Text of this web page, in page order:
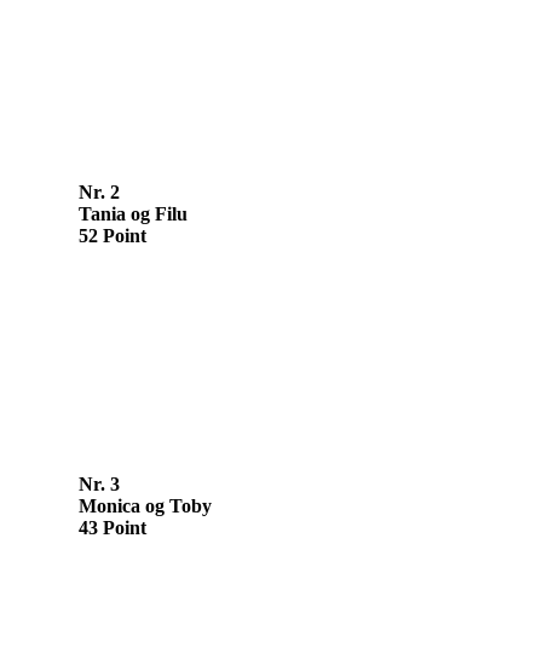
Nr. 2
Tania og Filu
52 Point
Nr. 3
Monica og Toby
43 Point